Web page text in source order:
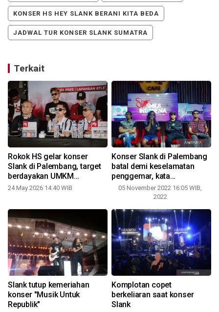
KONSER HS HEY SLANK BERANI KITA BEDA
JADWAL TUR KONSER SLANK SUMATRA
Terkait
Rokok HS gelar konser
Slank di Palembang, target
berdayakan UMKM
Sumatera
24 May 2026 14:40 WIB
Konser Slank di Palembang
batal demi keselamatan
penggemar, kata
Kapolrestabes
05 November 2022 16:05 WIB,
2022
Slank tutup kemeriahan
konser "Musik Untuk
Republik"
Komplotan copet
berkeliaran saat konser
Slank